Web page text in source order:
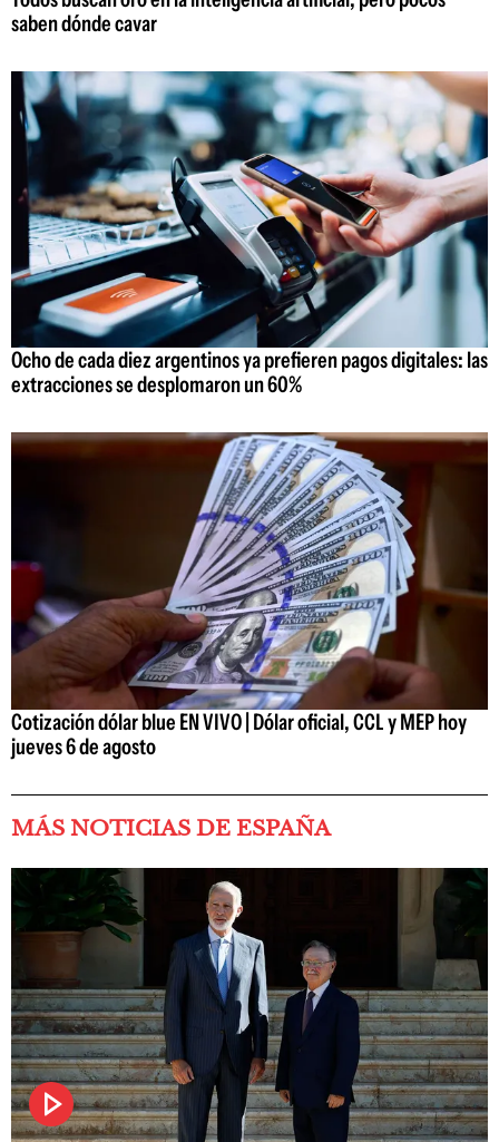
saben dónde cavar
Ocho de cada diez argentinos ya prefieren pagos digitales: las
extracciones se desplomaron un 60%
Cotización dólar blue EN VIVO | Dólar oficial, CCL y MEP hoy
jueves 6 de agosto
MÁS NOTICIAS DE ESPAÑA